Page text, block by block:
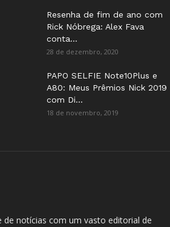
Resenha de fim de ano com
Rick Nóbrega: Alex Fava
conta...
28 de dezembro, 2020
PAPO SELFIE Note10Plus e
A80: Meus Prêmios Nick 2019
com Di...
18 de novembro, 2019
de notícias com um vasto editorial de